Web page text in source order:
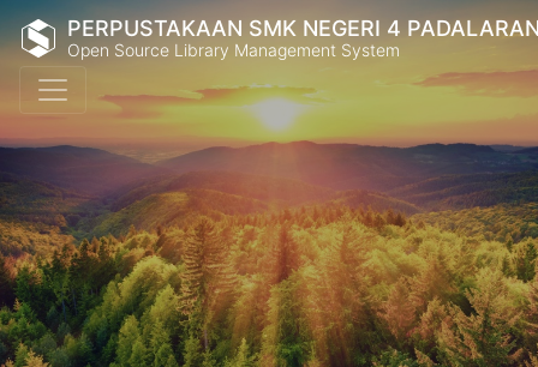
PERPUSTAKAAN SMK NEGERI 4
Open Source Library Management System